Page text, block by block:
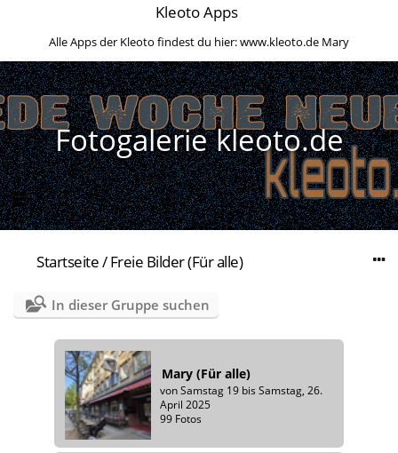
Kleoto Apps
Alle Apps der Kleoto findest du hier:www.kleoto.de Mary
Fotogalerie kleoto.de
Startseite/Freie Bilder (Für alle)
In dieser Gruppe suchen
Mary (Für alle)
von Samstag 19 bis Samstag, 26.
April 2025
99 Fotos